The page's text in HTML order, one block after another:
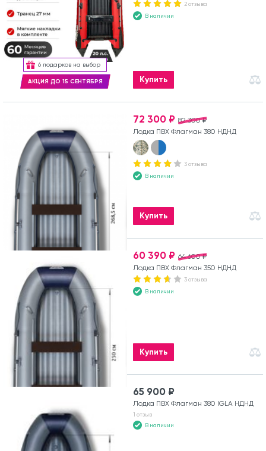
6 подарков на выбор
АКЦИЯ ДО 15 СЕНТЯБРЯ
2 отзыва
В наличии
Купить
82 300 ₽
72 300 ₽
Лодка ПВХ Флагман 380 НДНД
3 отзыва
В наличии
Купить
64 600 ₽
60 390 ₽
Лодка ПВХ Флагман 350 НДНД
3 отзыва
В наличии
Купить
65 900 ₽
Лодка ПВХ Флагман 380 IGLA НДНД
1 отзыв
В наличии